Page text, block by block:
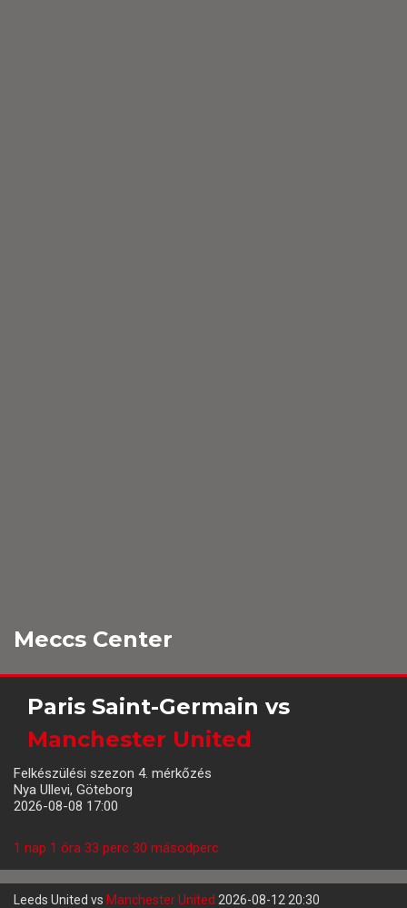
Meccs Center
Paris Saint-Germain vs
Manchester United
Felkészülési szezon 4. mérkőzés
Nya Ullevi, Göteborg
2026-08-08 17:00
1 nap 1 óra 33 perc 29 másodperc
Leeds United vs Manchester United 2026-08-12 20:30